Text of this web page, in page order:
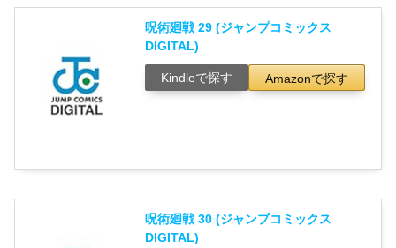
呪術廻戦 29 (ジャンプコミックス
DIGITAL)
Kindleで探す Amazonで探す
呪術廻戦 30 (ジャンプコミックス
DIGITAL)